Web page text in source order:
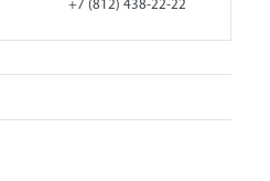
+7 (812) 438-22-22